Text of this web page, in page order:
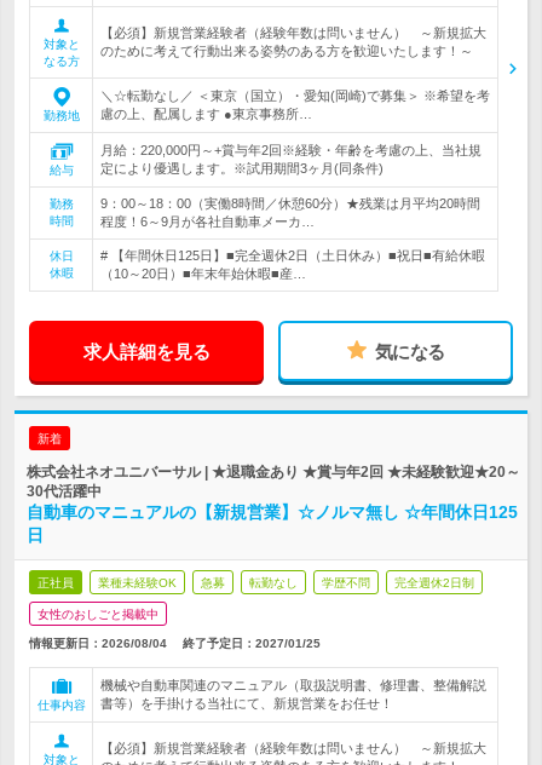
対象と
なる方
【必須】新規営業経験者（経験年数は問いません） ～新規拡大
のために考えて行動出来る姿勢のある方を歓迎いたします！～
勤務地
＼☆転勤なし／ ＜東京（国立）・愛知(岡崎)で募集＞ ※希望を考
慮の上、配属します ●東京事務所…
給与
月給：220,000円～+賞与年2回※経験・年齢を考慮の上、当社規
定により優遇します。※試用期間3ヶ月(同条件)
勤務
時間
9：00～18：00（実働8時間／休憩60分）★残業は月平均20時間
程度！6～9月が各社自動車メーカ…
休日
休暇
# 【年間休日125日】■完全週休2日（土日休み）■祝日■有給休暇
（10～20日）■年末年始休暇■産…
求人詳細を見る 気になる
新着
株式会社ネオユニバーサル | ★退職金あり ★賞与年2回 ★未経験歓迎★20～
30代活躍中
自動車のマニュアルの【新規営業】☆ノルマ無し ☆年間休日125
日
正社員 業種未経験OK 急募 転勤なし 学歴不問 完全週休2日制
女性のおしごと掲載中
情報更新日：2026/08/04 終了予定日： 2027/01/25
仕事内容
機械や自動車関連のマニュアル（取扱説明書、修理書、整備解説
書等）を手掛ける当社にて、新規営業をお任せ！
対象と
【必須】新規営業経験者（経験年数は問いません） ～新規拡大